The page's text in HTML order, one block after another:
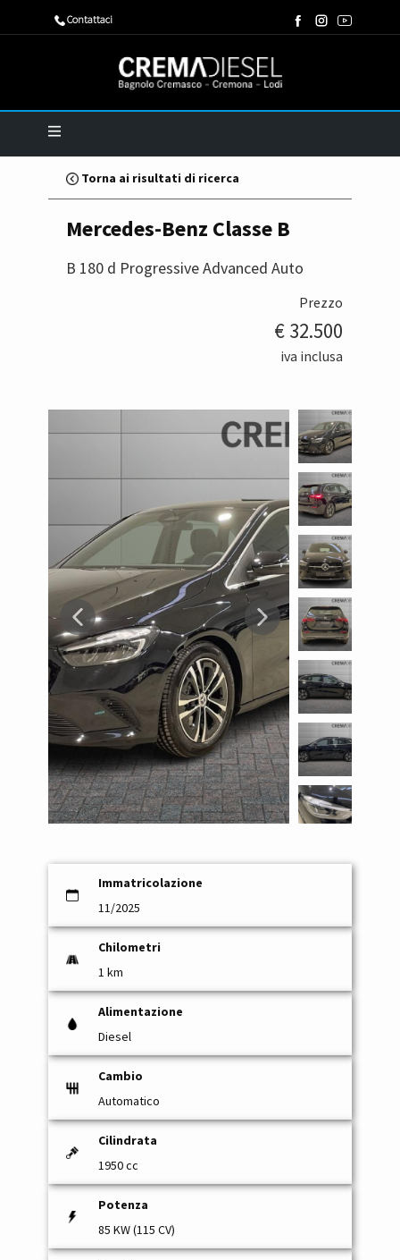
​Contattaci
Torna ai risultati di ricerca
Prezzo
Mercedes-Benz Classe B
€ 32.500
B 180 d Progressive Advanced Auto
iva inclusa
Immatricolazione
11/2025
Chilometri
1 km
Alimentazione
Diesel
Cambio
Automatico
Cilindrata
1950 cc
Potenza
85 KW (115 CV)